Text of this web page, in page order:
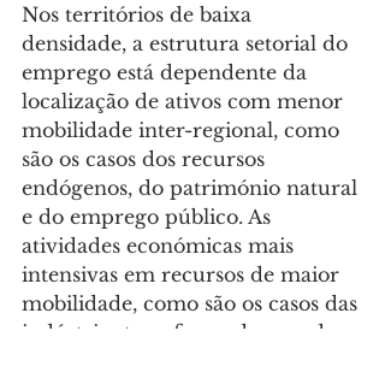
Nos territórios de baixa
densidade, a estrutura setorial do
emprego está dependente da
localização de ativos com menor
mobilidade inter-regional, como
são os casos dos recursos
endógenos, do património natural
e do emprego público. As
atividades económicas mais
intensivas em recursos de maior
mobilidade, como são os casos das
indústrias transformadoras e dos